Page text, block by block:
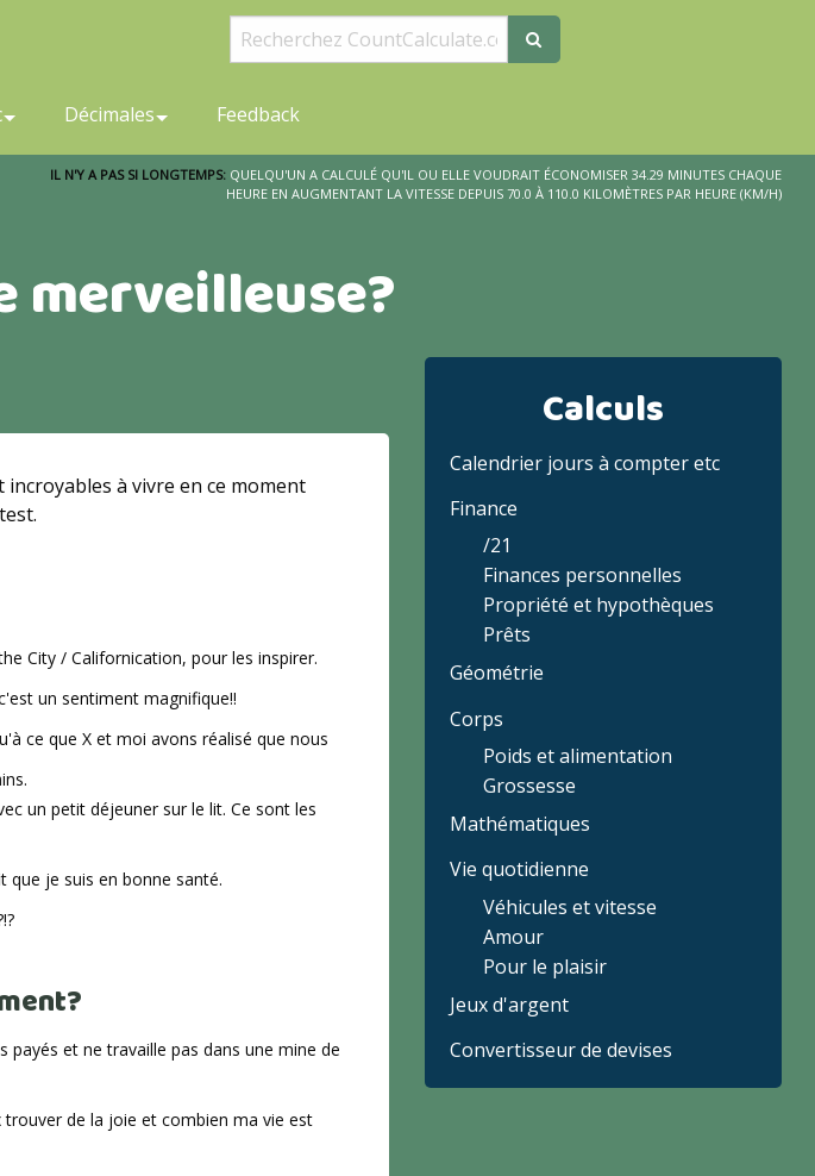
Décimales Feedback
IL N'Y A PAS SI LONGTEMPS: QUELQU'UN A CALCULÉ QU'IL OU ELLE VOUDRAIT ÉCONOMISER 34.29 MINUTES CHAQUE
HEURE EN AUGMENTANT LA VITESSE DEPUIS 70.0 À 110.0 KILOMÈTRES PAR HEURE (KM/H)
merveilleuse?
à vivre en ce moment
City / Californication, pour les inspirer.
un sentiment magnifique!!
ce que X et moi avons réalisé que nous
un petit déjeuner sur le lit. Ce sont les
que je suis en bonne santé.
payés et ne travaille pas dans une mine de
trouver de la joie et combien ma vie est
Calculs
Calendrier jours à compter etc
Finance
/21
Finances personnelles
Propriété et hypothèques
Prêts
Géométrie
Corps
Poids et alimentation
Grossesse
Mathématiques
Vie quotidienne
Véhicules et vitesse
Amour
Pour le plaisir
Jeux d'argent
Convertisseur de devises